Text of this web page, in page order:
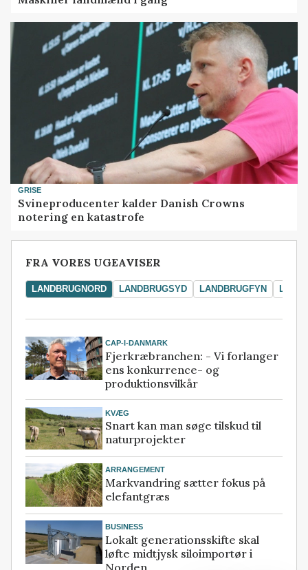
GRISE
Svineproducenter kalder Danish Crowns
notering en katastrofe
FRA VORES UGEAVISER
LANDBRUGNORD LANDBRUGSYD LANDBRUGFYN
CAP-I-DANMARK
Fjerkræbranchen: - Vi forlanger
ens konkurrence- og
produktionsvilkår
KVÆG
Snart kan man søge tilskud til
naturprojekter
ARRANGEMENT
Markvandring sætter fokus på
elefantgræs
BUSINESS
Lokalt generationsskifte skal
løfte midtjysk siloimportør i
Norden